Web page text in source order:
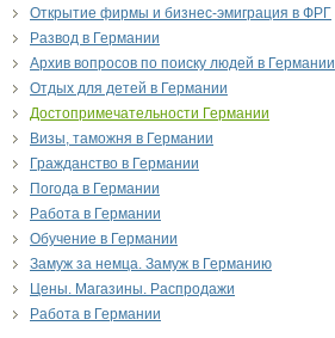
Открытие фирмы и бизнес-эмиграция в ФРГ
Развод в Германии
Архив вопросов по поиску людей в Германии
Отдых для детей в Германии
Достопримечательности Германии
Визы, таможня в Германии
Гражданство в Германии
Погода в Германии
Работа в Германии
Обучение в Германии
Замуж за немца. Замуж в Германию
Цены. Магазины. Распродажи
Работа в Германии